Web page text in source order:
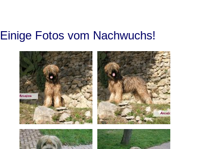
Einige Fotos vom Nachwuchs!